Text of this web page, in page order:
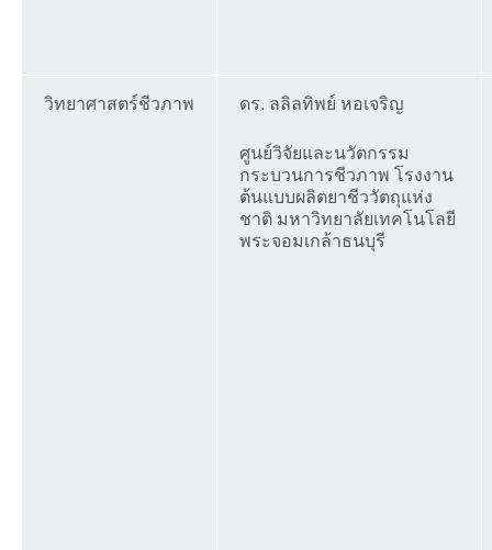
วิทยาศาสตร์ชีวภาพ ดร. ลลิลทิพย์ หอเจริญ
ศูนย์วิจัยและนวัตกรรม
กระบวนการชีวภาพ โรงงาน
ต้นแบบผลิตยาชีววัตถุแห่ง
ชาติ มหาวิทยาลัยเทคโนโลยี
พระจอมเกล้าธนบุรี